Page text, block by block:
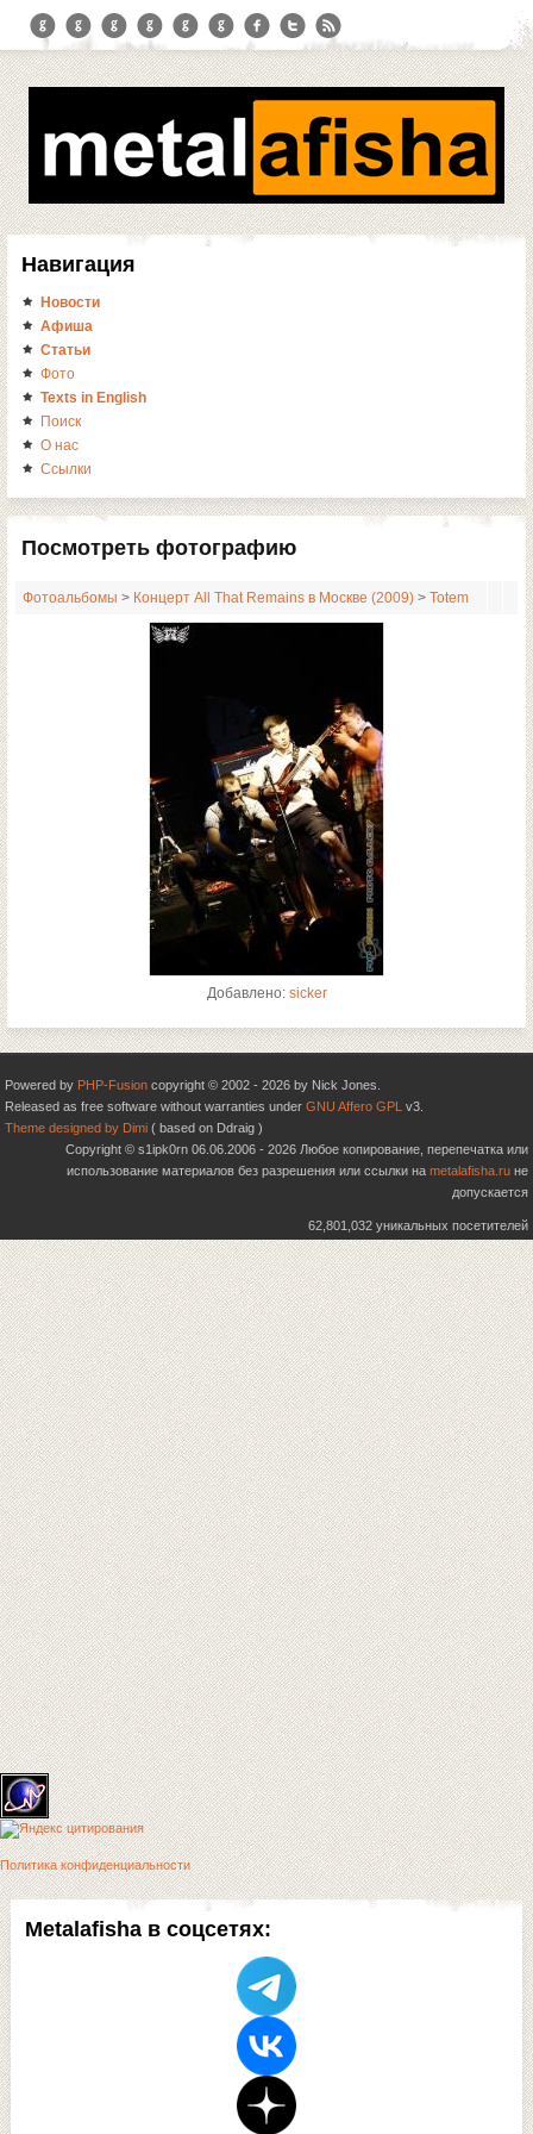
Metalafisha в соцсетях:
Навигация
Новости
Афиша
Статьи
Фото
Texts in English
Поиск
О нас
Ссылки
Посмотреть фотографию
Фотоальбомы > Концерт All That Remains в Москве (2009) > Totem
Добавлено: sicker
Powered by PHP-Fusion copyright © 2002 - 2026 by Nick Jones.
Released as free software without warranties under GNU Affero GPL v3.
Theme designed by Dimi ( based on Ddraig )
Copyright © s1ipk0rn 06.06.2006 - 2026 Любое копирование, перепечатка или
использование материалов без разрешения или ссылки на metalafisha.ru не
допускается
62,801,032 уникальных посетителей
Политика конфиденциальности